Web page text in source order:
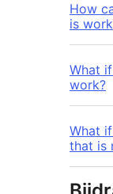
How
is
What
work?
What
that is